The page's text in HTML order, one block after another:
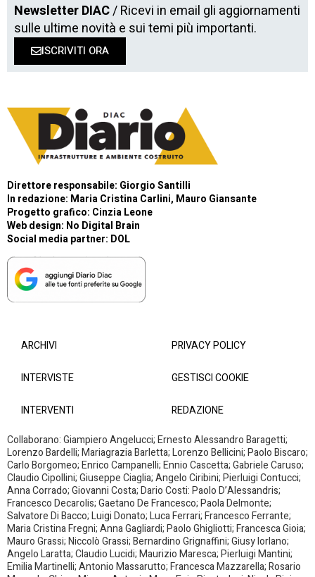
Newsletter DIAC/ Ricevi in email gli aggiornamenti
sulle ultime novità e sui temi più importanti.
ISCRIVITI ORA
Direttore responsabile: Giorgio Santilli
In redazione: Maria Cristina Carlini, Mauro Giansante
Progetto grafico: Cinzia Leone
Web design: No Digital Brain
Social media partner: DOL
ARCHIVI
INTERVISTE
INTERVENTI
PRIVACY POLICY
GESTISCI COOKIE
REDAZIONE
Collaborano: Giampiero Angelucci; Ernesto Alessandro Baragetti;
Lorenzo Bardelli; Mariagrazia Barletta; Lorenzo Bellicini; Paolo Biscaro;
Carlo Borgomeo; Enrico Campanelli; Ennio Cascetta; Gabriele Caruso;
Claudio Cipollini; Giuseppe Ciaglia; Angelo Ciribini; Pierluigi Contucci;
Anna Corrado; Giovanni Costa; Dario Costi: Paolo D’Alessandris;
Francesco Decarolis; Gaetano De Francesco; Paola Delmonte;
Salvatore Di Bacco; Luigi Donato; Luca Ferrari; Francesco Ferrante;
Maria Cristina Fregni; Anna Gagliardi; Paolo Ghigliotti; Francesca Gioia;
Mauro Grassi; Niccolò Grassi; Bernardino Grignaffini; Giusy Iorlano;
Angelo Laratta; Claudio Lucidi; Maurizio Maresca; Pierluigi Mantini;
Emilia Martinelli; Antonio Massarutto; Francesca Mazzarella; Rosario